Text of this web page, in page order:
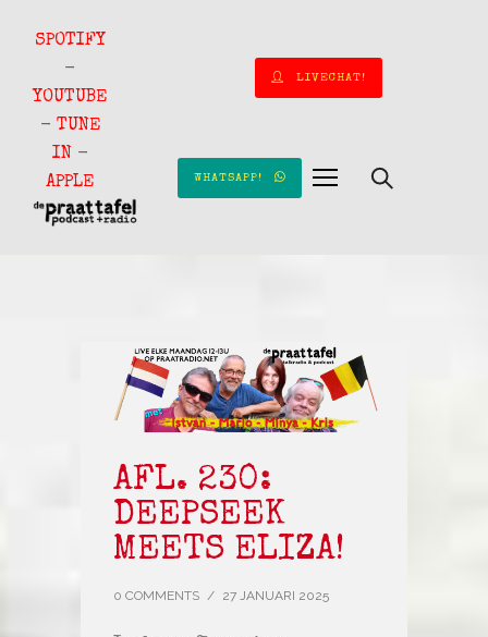
SPOTIFY
-
YOUTUBE
- TUNE
IN -
APPLE
LIVECHAT!
WHATSAPP!
AFL. 230:
DEEPSEEK
MEETS ELIZA!
0 COMMENTS / 27 JANUARI 2025